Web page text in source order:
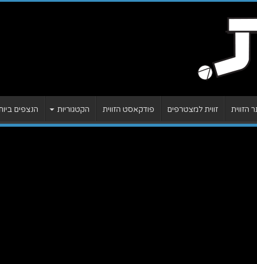
הזווית זווית למצטרפים פודקאסט הזווית הקטגוריות הנצפים